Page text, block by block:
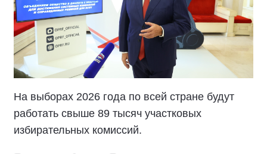
На выборах 2026 года по всей стране будут
работать свыше 89 тысяч участковых
избирательных комиссий.